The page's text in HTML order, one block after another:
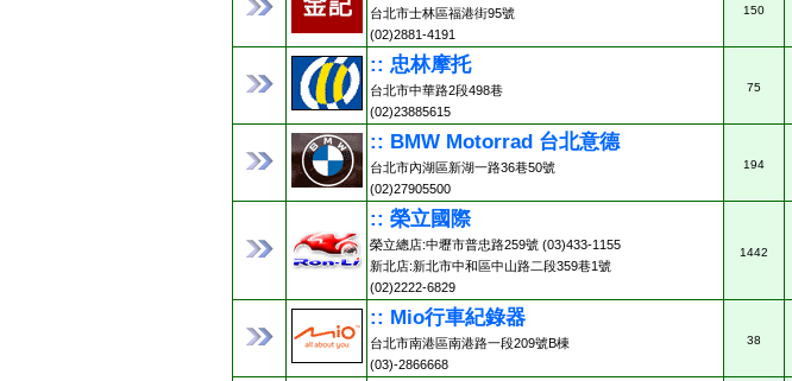
台北市士林區福港街95號
(02)2881-4191
150
:: 忠林摩托
台北市中華路2段498巷
(02)23885615
75
:: BMW Motorrad 台北意德
台北市內湖區新湖一路36巷50號
(02)27905500
194
:: 榮立國際
榮立總店:中壢市普忠路259號 (03)433-1155
新北店:新北市中和區中山路二段359巷1號
(02)2222-6829
1442
:: Mio行車紀錄器
台北市南港區南港路一段209號B棟
(03)-2866668
38